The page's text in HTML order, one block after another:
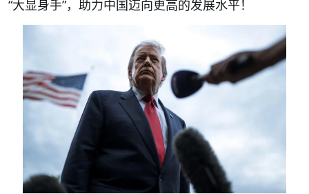
“大显身手”，助力中国迈向更高的发展水平！